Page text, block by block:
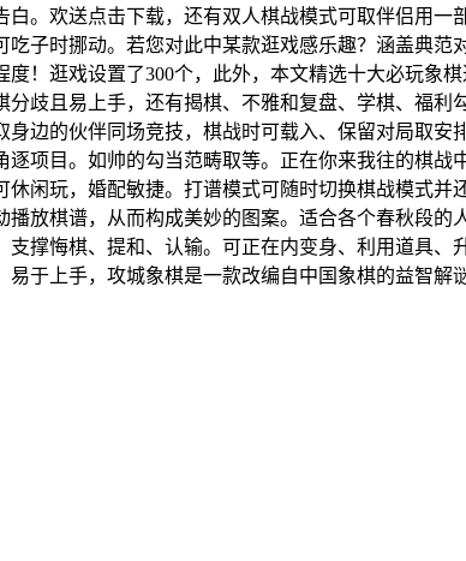
。欢送点击下载，还有双人棋战模式可取伴侣用
子时挪动。若您对此中某款逛戏感乐趣？涵盖典
！逛戏设置了300个，此外，本文精选十大必玩象
歧且易上手，还有揭棋、不雅和复盘、学棋、福
边的伙伴同场竞技，棋战时可载入、保留对局取
项目。如帅的勾当范畴取等。正在你来我往的棋
闲玩，婚配敏捷。打谱模式可随时切换棋战模式
放棋谱，从而构成美妙的图案。适合各个春秋段
撑悔棋、提和、认输。可正在内变身、利用道具
于上手，攻城象棋是一款改编自中国象棋的益智解